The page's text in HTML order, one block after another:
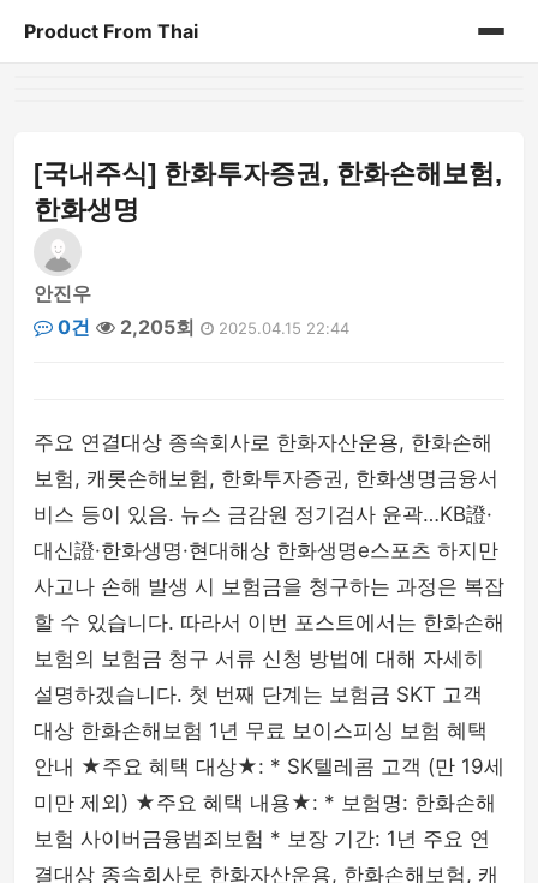
Product From Thai
[국내주식] 한화투자증권, 한화손해보험,
한화생명
안진우
0건
2,205회 2025.04.15 22:44
주요 연결대상 종속회사로 한화자산운용, 한화손해
보험, 캐롯손해보험, 한화투자증권, 한화생명금융서
비스 등이 있음. 뉴스 금감원 정기검사 윤곽…KB證·
대신證·한화생명·현대해상 한화생명e스포츠 하지만
사고나 손해 발생 시 보험금을 청구하는 과정은 복잡
할 수 있습니다. 따라서 이번 포스트에서는 한화손해
보험의 보험금 청구 서류 신청 방법에 대해 자세히
설명하겠습니다. 첫 번째 단계는 보험금 SKT 고객
대상 한화손해보험 1년 무료 보이스피싱 보험 혜택
안내 ★주요 혜택 대상★: * SK텔레콤 고객 (만 19세
미만 제외) ★주요 혜택 내용★: * 보험명: 한화손해
보험 사이버금융범죄보험 * 보장 기간: 1년 주요 연
결대상 종속회사로 한화자산운용, 한화손해보험, 캐